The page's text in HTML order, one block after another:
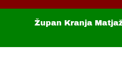
Župan Kranja